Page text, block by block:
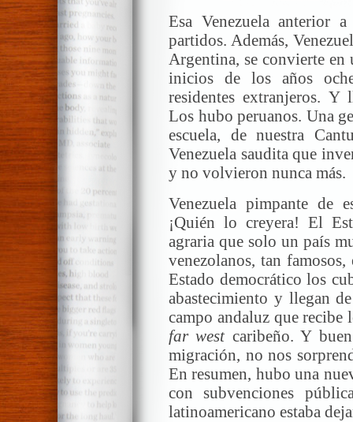
Esa Venezuela anterior
partidos. Además,
Argentina, se convierte en
inicios de los años
residentes extranjeros. Y
Los hubo peruanos. Una
escuela, de nuestra
Venezuela saudita que
y no volvieron nunca más.
Venezuela pimpante de
¡Quién lo creyera! El
agraria que solo un país
venezolanos, tan
Estado democrático los
abastecimiento y llegan
campo andaluz que recibe
far west caribeño. Y
migración, no nos
En resumen, hubo una
con subvenciones
latinoamericano estaba